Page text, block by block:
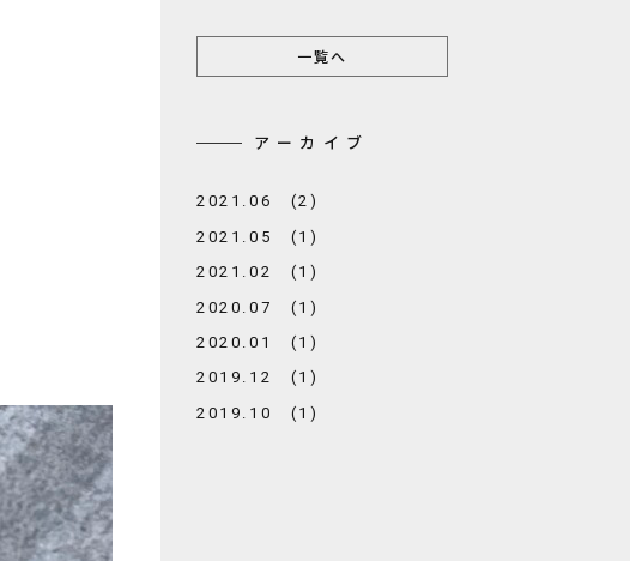
一覧へ
アーカイブ
2021.06 (2)
2021.05 (1)
2021.02 (1)
2020.07 (1)
2020.01 (1)
2019.12 (1)
2019.10 (1)